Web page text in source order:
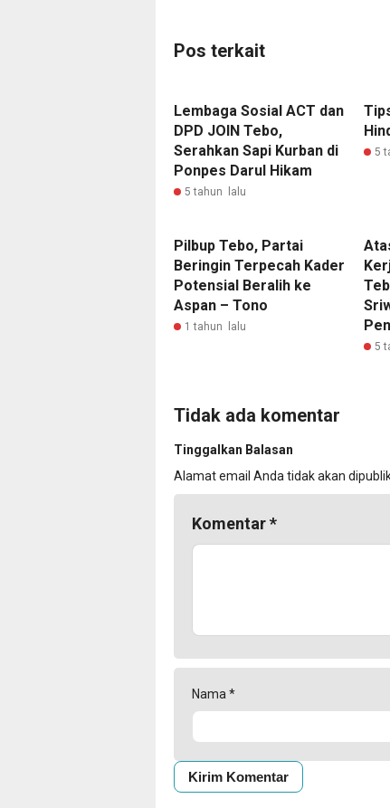
Pos terkait
Lembaga Sosial ACT dan
DPD JOIN Tebo,
Serahkan Sapi Kurban di
Ponpes Darul Hikam
5 tahun lalu
5
Pilbup Tebo, Partai
Beringin Terpecah Kader
Potensial Beralih ke
Aspan – Tono
1 tahun lalu
5
Tidak ada komentar
Tinggalkan Balasan
Alamat email Anda tidak akan
Komentar*
Nama *